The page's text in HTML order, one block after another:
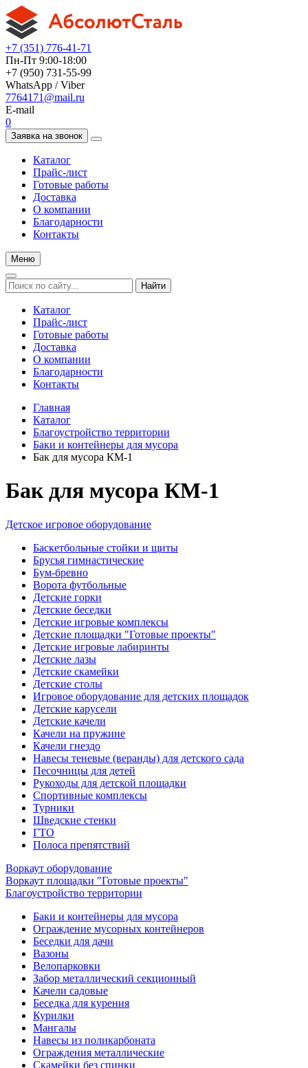
+7 (351) 776-41-71
Пн-Пт 9:00-18:00
+7 (950) 731-55-99
WhatsApp / Viber
7764171@mail.ru
E-mail
0
Заявка на звонок
Каталог
Прайс-лист
Готовые работы
Доставка
О компании
Благодарности
Контакты
Меню
Найти
Каталог
Прайс-лист
Готовые работы
Доставка
О компании
Благодарности
Контакты
Главная
Каталог
Благоустройство территории
Баки и контейнеры для мусора
Бак для мусора КМ-1
Бак для мусора КМ-1
Детское игровое оборудование
Баскетбольные стойки и щиты
Брусья гимнастические
Бум-бревно
Ворота футбольные
Детские горки
Детские беседки
Детские игровые комплексы
Детские площадки "Готовые проекты"
Детские игровые лабиринты
Детские лазы
Детские скамейки
Детские столы
Игровое оборудование для детских площадок
Детские карусели
Детские качели
Качели на пружине
Качели гнездо
Навесы теневые (веранды) для детского сада
Песочницы для детей
Рукоходы для детской площадки
Спортивные комплексы
Турники
Шведские стенки
ГТО
Полоса препятствий
Воркаут оборудование
Воркаут площадки "Готовые проекты"
Благоустройство территории
Баки и контейнеры для мусора
Ограждение мусорных контейнеров
Беседки для дачи
Вазоны
Велопарковки
Забор металлический секционный
Качели садовые
Беседка для курения
Курилки
Мангалы
Навесы из поликарбоната
Ограждения металлические
Скамейки без спинки